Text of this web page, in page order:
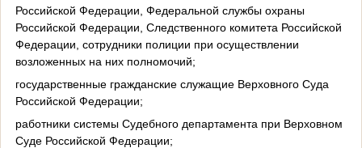
Российской Федерации, Федеральной службы охраны
Российской Федерации, Следственного комитета Российской
Федерации, сотрудники полиции при осуществлении
возложенных на них полномочий;
государственные гражданские служащие Верховного Суда
Российской Федерации;
работники системы Судебного департамента при Верховном
Суде Российской Федерации;